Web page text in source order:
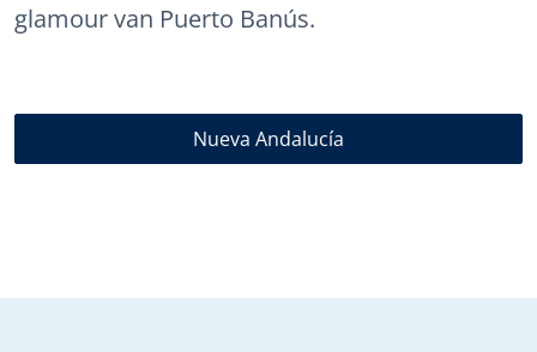
glamour van Puerto Banús.
Nueva Andalucía